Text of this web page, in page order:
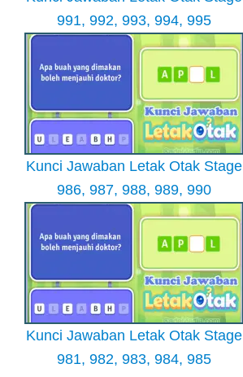
991, 992, 993, 994, 995
Kunci Jawaban Letak Otak Stage
986, 987, 988, 989, 990
Kunci Jawaban Letak Otak Stage
981, 982, 983, 984, 985